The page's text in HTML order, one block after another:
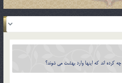
كرده اند كه اينها وارد بهشت مي شوند؟